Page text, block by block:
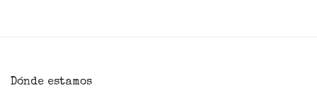
Dónde estamos